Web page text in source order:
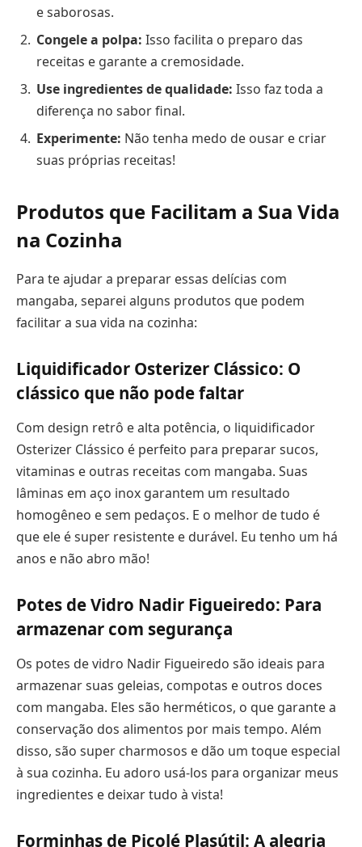
e saborosas.
Congele a polpa: Isso facilita o preparo das
receitas e garante a cremosidade.
Use ingredientes de qualidade: Isso faz toda a
diferença no sabor final.
Experimente: Não tenha medo de ousar e criar
suas próprias receitas!
Produtos que Facilitam a Sua Vida
na Cozinha
Para te ajudar a preparar essas delícias com
mangaba, separei alguns produtos que podem
facilitar a sua vida na cozinha:
Liquidificador Osterizer Clássico: O
clássico que não pode faltar
Com design retrô e alta potência, o liquidificador
Osterizer Clássico é perfeito para preparar sucos,
vitaminas e outras receitas com mangaba. Suas
lâminas em aço inox garantem um resultado
homogêneo e sem pedaços. E o melhor de tudo é
que ele é super resistente e durável. Eu tenho um há
anos e não abro mão!
Potes de Vidro Nadir Figueiredo: Para
armazenar com segurança
Os potes de vidro Nadir Figueiredo são ideais para
armazenar suas geleias, compotas e outros doces
com mangaba. Eles são herméticos, o que garante a
conservação dos alimentos por mais tempo. Além
disso, são super charmosos e dão um toque especial
à sua cozinha. Eu adoro usá-los para organizar meus
ingredientes e deixar tudo à vista!
Forminhas de Picolé Plasútil: A alegria